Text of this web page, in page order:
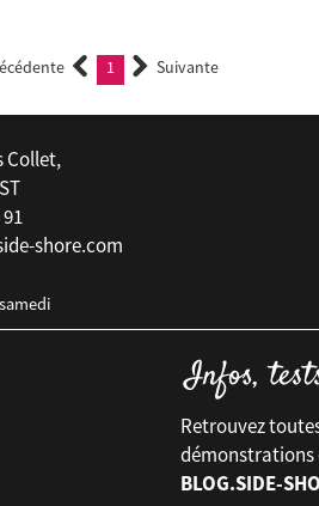
1 (current)Suivante
Collet,
shore.com
Retrouvez
démonstrations
BLOG.SIDE-